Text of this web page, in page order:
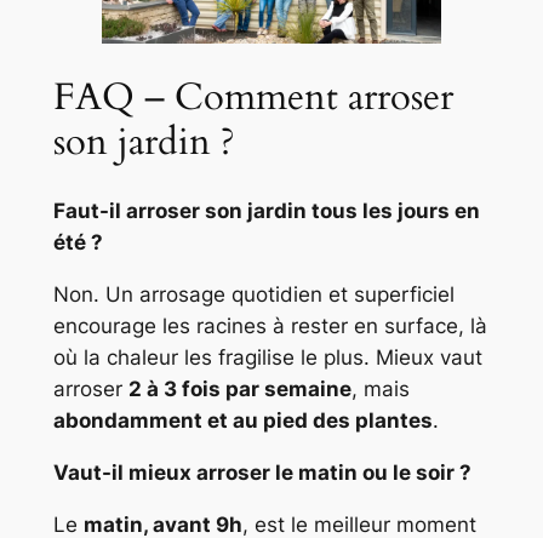
FAQ – Comment arroser
son jardin ?
Faut-il arroser son jardin tous les jours en
été ?
Non. Un arrosage quotidien et superficiel
encourage les racines à rester en surface, là
où la chaleur les fragilise le plus. Mieux vaut
arroser 2 à 3 fois par semaine, mais
abondamment et au pied des plantes.
Vaut-il mieux arroser le matin ou le soir ?
Le matin, avant 9h, est le meilleur moment